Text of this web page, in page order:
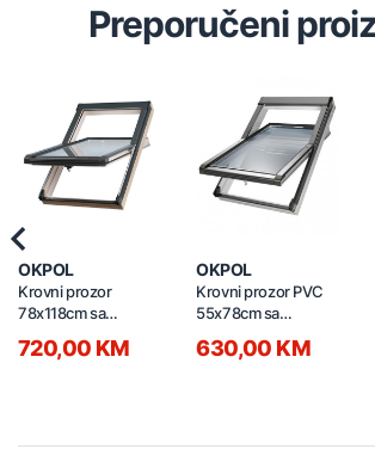
Preporučeni
OKPOL
Krovni prozor
78x118cm sa
NKV S2
720,00 KM
OKPOL
Krovni prozor PVC
55x78cm sa
630,00 KM
Previous